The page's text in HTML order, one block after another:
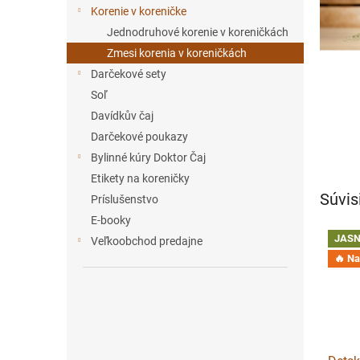
Korenie v koreničke
Jednodruhové korenie v koreničkách
Zmesi korenia v koreničkách
Darčekové sety
Soľ
Davídkův čaj
Darčekové poukazy
Bylinné kúry Doktor Čaj
Etikety na koreničky
Príslušenstvo
E-booky
Veľkoobchod predajne
🔥